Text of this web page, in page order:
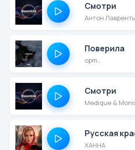
Смотри
Антон
Поверила
opm․
Смотри
Русская
ХАННА